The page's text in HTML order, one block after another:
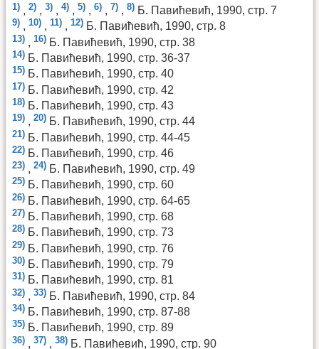
1) , 2) , 3) , 4) , 5) , 6) , 7) , 8) Б. Павићевић, 1990, стр. 7
9) , 10) , 11) , 12) Б. Павићевић, 1990, стр. 8
13) , 16) Б. Павићевић, 1990, стр. 38
14) Б. Павићевић, 1990, стр. 36-37
15) Б. Павићевић, 1990, стр. 40
17) Б. Павићевић, 1990, стр. 42
18) Б. Павићевић, 1990, стр. 43
19) , 20) Б. Павићевић, 1990, стр. 44
21) Б. Павићевић, 1990, стр. 44-45
22) Б. Павићевић, 1990, стр. 46
23) , 24) Б. Павићевић, 1990, стр. 49
25) Б. Павићевић, 1990, стр. 60
26) Б. Павићевић, 1990, стр. 64-65
27) Б. Павићевић, 1990, стр. 68
28) Б. Павићевић, 1990, стр. 73
29) Б. Павићевић, 1990, стр. 76
30) Б. Павићевић, 1990, стр. 79
31) Б. Павићевић, 1990, стр. 81
32) , 33) Б. Павићевић, 1990, стр. 84
34) Б. Павићевић, 1990, стр. 87-88
35) Б. Павићевић, 1990, стр. 89
36) , 37) , 38) Б. Павићевић, 1990, стр. 90